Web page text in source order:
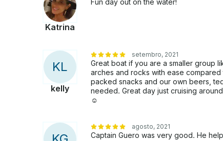
Katrina
KL
kelly
setembro, 2021
Great boat if you are a smaller group
arches and rocks with ease
packed snacks and our own beers,
needed. Great day just cruising
☺️
agosto, 2021
Captain Guero was very good. He